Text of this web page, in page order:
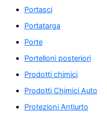
Portasci
Portatarga
Porte
Portelloni posteriori
Prodotti chimici
Prodotti Chimici Auto
Protezioni Antiurto